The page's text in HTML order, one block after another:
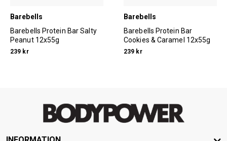
Barebells
Barebells Protein Bar Salty
Peanut 12x55g
239 kr
Barebells
Barebells Protein Bar
Cookies & Caramel 12x55g
239 kr